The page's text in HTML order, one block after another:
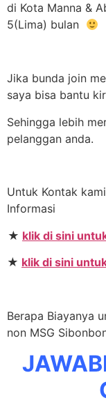
di Kota Manna &
5(Lima) bulan
Jika bunda join
saya bisa bantu
Sehingga lebih
pelanggan anda.
Untuk Kontak
Informasi
★ klik di sini
★ klik di sini
Berapa Biayanya
non MSG